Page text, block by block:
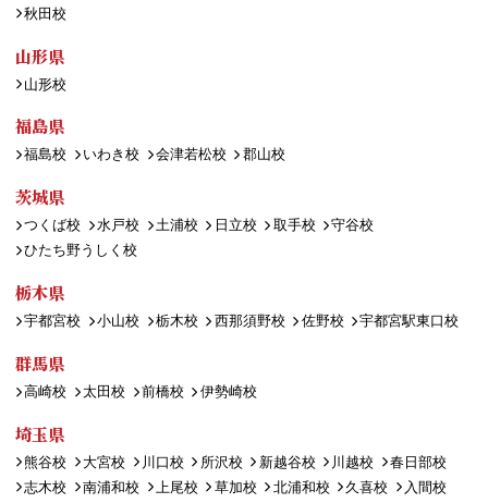
秋田校
山形県
山形校
福島県
福島校 いわき校 会津若松校 郡山校
茨城県
つくば校 水戸校 土浦校 日立校 取手校
守谷校
ひたち野うしく校
栃木県
宇都宮校 小山校 栃木校 西那須野校 佐野校 宇都宮駅東口校
群馬県
高崎校 太田校 前橋校 伊勢崎校
埼玉県
熊谷校 大宮校 川口校 所沢校 新越谷校 川越校
春日部校
志木校
南浦和校 上尾校 草加校 北浦和校 久喜校
入間校